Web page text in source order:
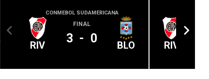
CONMEBOL SUDAMERICANA
RIV
FINAL
3 - 0 BLO RIV